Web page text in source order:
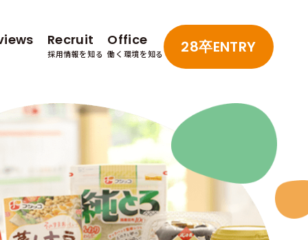
Recruit
採用情報を知る
Office
働く環境を知る 28卒ENTRY